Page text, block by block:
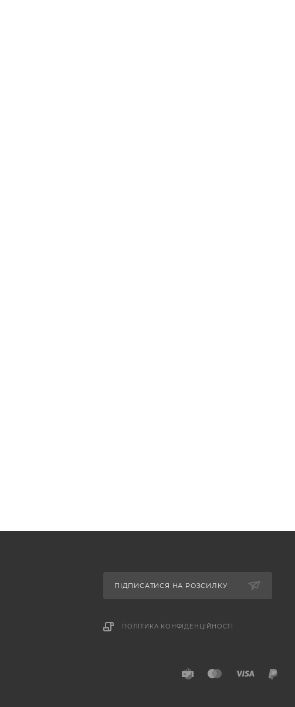
ПІДПИСАТИСЯ НА РОЗСИЛКУ
ПОЛІТИКА КОНФІДЕНЦІЙНОСТІ